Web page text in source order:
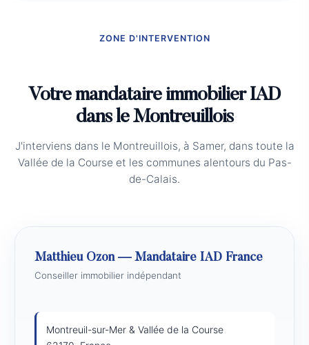
ZONE D'INTERVENTION
Votre mandataire immobilier IAD
dans le Montreuillois
J'interviens dans le Montreuillois, à Samer, dans toute la
Vallée de la Course et les communes alentours du Pas-
de-Calais.
Matthieu Ozon — Mandataire IAD France
Conseiller immobilier indépendant
Montreuil-sur-Mer & Vallée de la Course